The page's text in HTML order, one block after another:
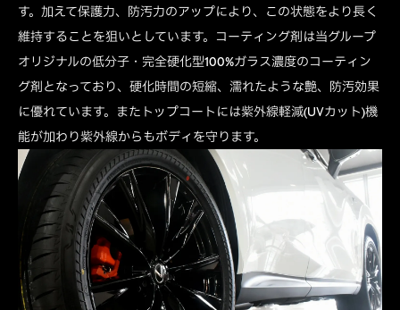
す。加えて保護力、防汚力のアップにより、この状態をより長く
維持することを狙いとしています。コーティング剤は当グループ
オリジナルの低分子・完全硬化型100%ガラス濃度のコーティン
グ剤となっており、硬化時間の短縮、濡れたような艶、防汚効果
に優れています。またトップコートには紫外線軽減(UVカット)機
能が加わり紫外線からもボディを守ります。